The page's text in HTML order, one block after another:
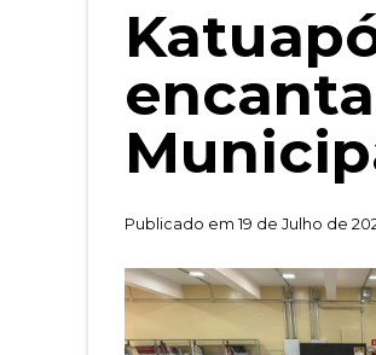
Publicado em 19 de Julho de